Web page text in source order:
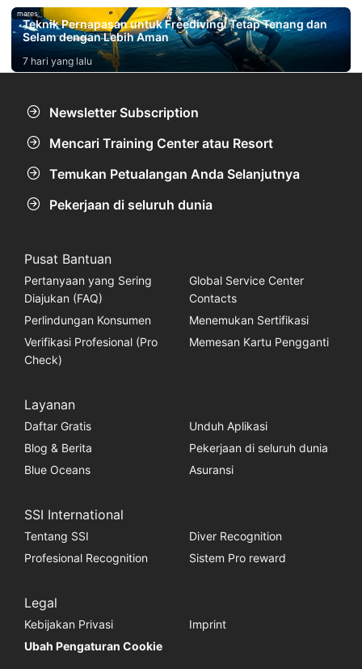
mares
Teknik Pernapasan untuk Freediving: Tetap Tenang dan
Selam dengan Lebih Aman
7 hari yang lalu
Newsletter Subscription
Mencari Training Center atau Resort
Temukan Petualangan Anda Selanjutnya
Pekerjaan di seluruh dunia
Pusat Bantuan
Pertanyaan yang Sering
Diajukan (FAQ)
Global Service Center
Contacts
Perlindungan Konsumen
Menemukan Sertifikasi
Verifikasi Profesional (Pro
Check)
Memesan Kartu Pengganti
Layanan
Daftar Gratis
Unduh Aplikasi
Blog & Berita
Pekerjaan di seluruh dunia
Blue Oceans
Asuransi
SSI International
Tentang SSI
Diver Recognition
Profesional Recognition
Sistem Pro reward
Legal
Kebijakan Privasi
Imprint
Ubah Pengaturan Cookie